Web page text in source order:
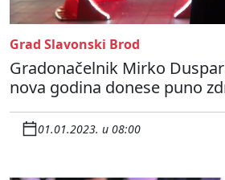
Grad Slavonski Brod
Gradonačelnik Mirko
nova godina donese puno
01.01.2023. u 08:00